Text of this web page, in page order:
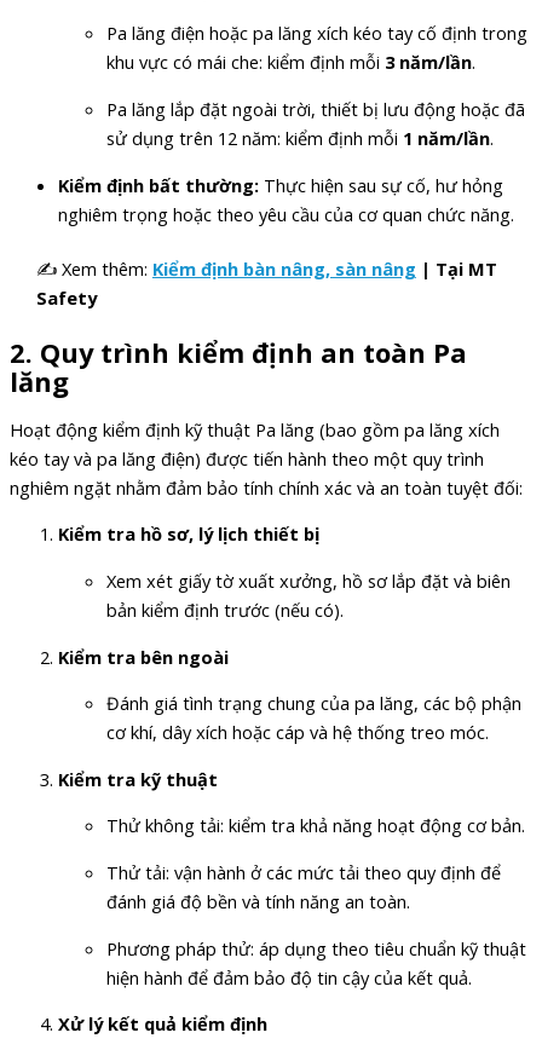
Pa lăng điện hoặc pa lăng xích kéo tay cố định trong
khu vực có mái che: kiểm định mỗi 3 năm/lần.
Pa lăng lắp đặt ngoài trời, thiết bị lưu động hoặc đã
sử dụng trên 12 năm: kiểm định mỗi 1 năm/lần.
Kiểm định bất thường: Thực hiện sau sự cố, hư hỏng
nghiêm trọng hoặc theo yêu cầu của cơ quan chức năng.
✍ Xem thêm: Kiểm định bàn nâng, sàn nâng | Tại MT
Safety
2. Quy trình kiểm định an toàn Pa
lăng
Hoạt động kiểm định kỹ thuật Pa lăng (bao gồm pa lăng xích
kéo tay và pa lăng điện) được tiến hành theo một quy trình
nghiêm ngặt nhằm đảm bảo tính chính xác và an toàn tuyệt đối:
Kiểm tra hồ sơ, lý lịch thiết bị
Xem xét giấy tờ xuất xưởng, hồ sơ lắp đặt và biên
bản kiểm định trước (nếu có).
Kiểm tra bên ngoài
Đánh giá tình trạng chung của pa lăng, các bộ phận
cơ khí, dây xích hoặc cáp và hệ thống treo móc.
Kiểm tra kỹ thuật
Thử không tải: kiểm tra khả năng hoạt động cơ bản.
Thử tải: vận hành ở các mức tải theo quy định để
đánh giá độ bền và tính năng an toàn.
Phương pháp thử: áp dụng theo tiêu chuẩn kỹ thuật
hiện hành để đảm bảo độ tin cậy của kết quả.
Xử lý kết quả kiểm định